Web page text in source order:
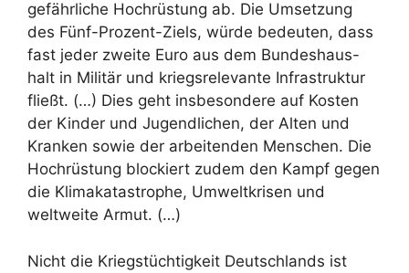
gefährliche Hochrüstung ab. Die Umsetzung
des Fünf-Prozent-Ziels, würde bedeuten, dass
fast jeder zweite Euro aus dem Bundeshaus-
halt in Militär und kriegsrelevante Infrastruktur
fließt. (…) Dies geht insbesondere auf Kosten
der Kinder und Jugendlichen, der Alten und
Kranken sowie der arbeitenden Menschen. Die
Hochrüstung blockiert zudem den Kampf gegen
die Klimakatastrophe, Umweltkrisen und
weltweite Armut. (…)
Nicht die Kriegstüchtigkeit Deutschlands ist